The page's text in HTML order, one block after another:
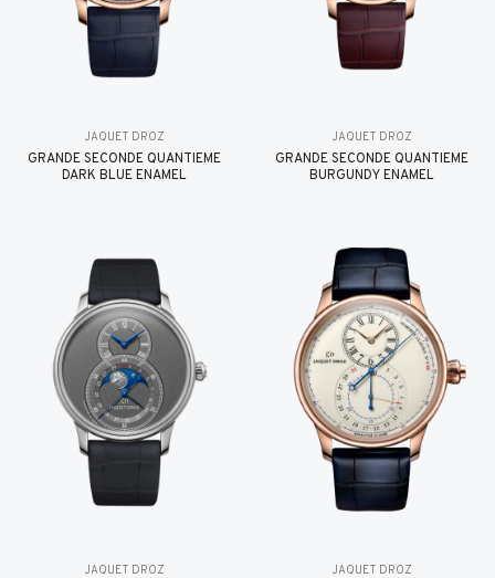
JAQUET DROZ
GRANDE SECONDE QUANTIÈME
DARK BLUE ENAMEL
JAQUET DROZ
GRANDE SECONDE QUANTIÈME
BURGUNDY ENAMEL
JAQUET DROZ JAQUET DROZ